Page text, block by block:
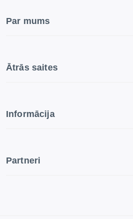
Par mums
Ātrās saites
Informācija
Partneri